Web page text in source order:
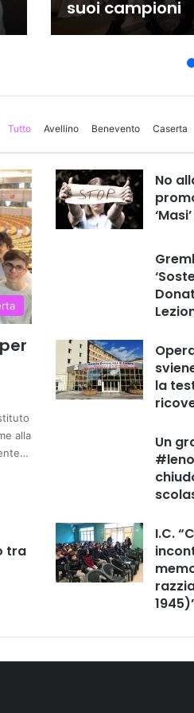
suoi campioni
Tutto Avellino Benevento Caserta
alla
No
la
Un
tra
I.C.